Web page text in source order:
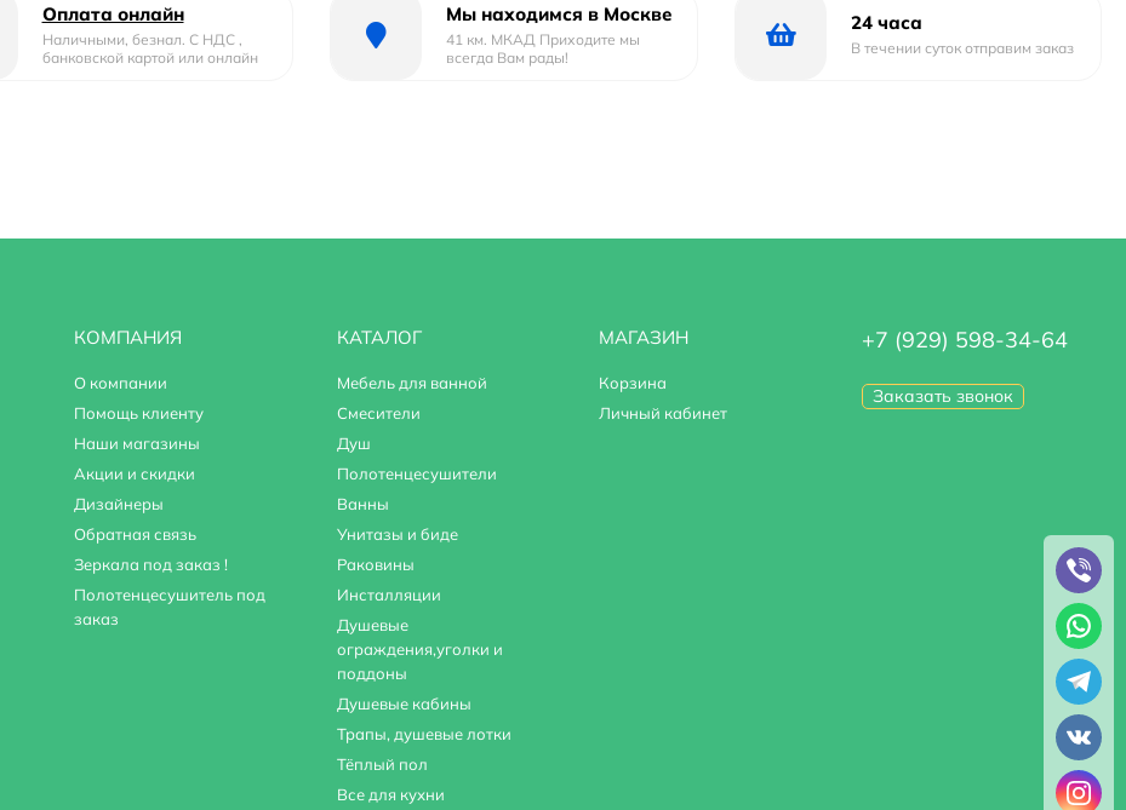
Оплата онлайн
Наличными, безнал. С НДС ,
банковской картой или онлайн
Мы находимся в Москве
41 км. МКАД Приходите мы
всегда Вам рады!
24 часа
В течении суток отправим заказ
КОМПАНИЯ
О компании
Помощь клиенту
Наши магазины
Акции и скидки
Дизайнеры
Обратная связь
Зеркала под заказ !
Полотенцесушитель под
заказ
КАТАЛОГ
Мебель для ванной
Смесители
Душ
Полотенцесушители
Ванны
Унитазы и биде
Раковины
Инсталляции
Душевые
ограждения,уголки и
поддоны
Душевые кабины
Трапы, душевые лотки
Тёплый пол
Все для кухни
МАГАЗИН
Корзина
Личный кабинет
+7 (929) 598-34-64
Заказать звонок